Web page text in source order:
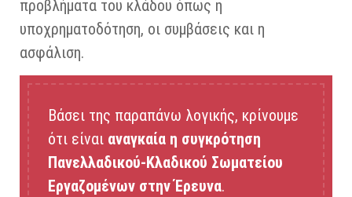
προβλήματα του κλάδου όπως η
υποχρηματοδότηση, οι συμβάσεις και η
ασφάλιση.
Βάσει της παραπάνω λογικής, κρίνουμε
ότι είναι αναγκαία η συγκρότηση
Πανελλαδικού-Κλαδικού Σωματείου
Εργαζομένων στην Έρευνα.